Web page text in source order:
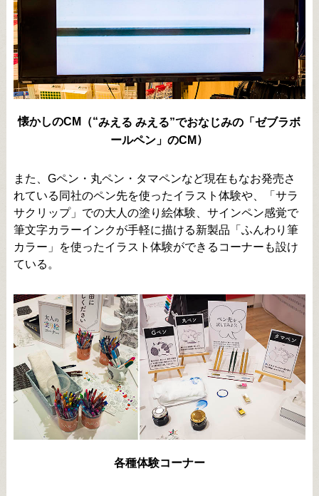
懐かしのCM（“みえる みえる”でおなじみの「ゼブラボ
ールペン」のCM ）
また、Gペン・丸ペン・タマペンなど現在もなお発売さ
れている同社のペン先を使ったイラスト体験や、「サラ
サクリップ」での大人の塗り絵体験、サインペン感覚で
筆文字カラーインクが手軽に描ける新製品「ふんわり筆
カラー」を使ったイラスト体験ができるコーナーも設け
ている。
各種体験コーナー